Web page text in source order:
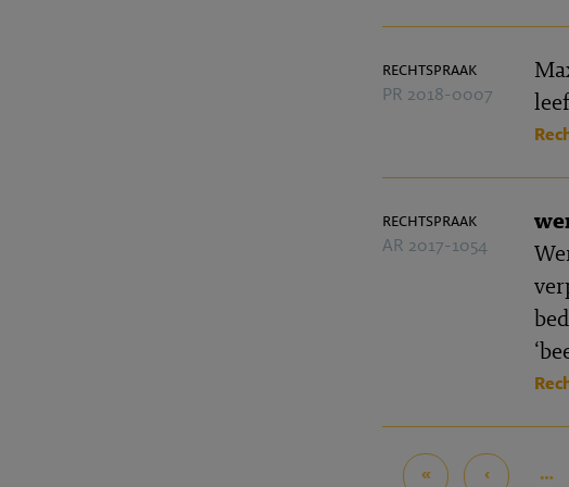
rechtspraak
PR 2018-0007
rechtspraak
AR 2017-1054
« ‹ …